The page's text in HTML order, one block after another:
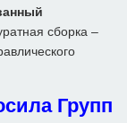
сборка –
Групп